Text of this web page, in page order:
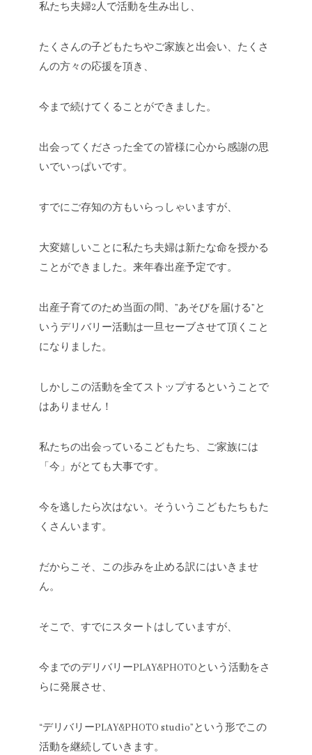
私たち夫婦2人で活動を生み出し、
たくさんの子どもたちやご家族と出会い、たくさ
んの方々の応援を頂き、
今まで続けてくることができました。
出会ってくださった全ての皆様に心から感謝の思
いでいっぱいです。
すでにご存知の方もいらっしゃいますが、
大変嬉しいことに私たち夫婦は新たな命を授かる
ことができました。来年春出産予定です。
出産子育てのため当面の間、”あそびを届ける”と
いうデリバリー活動は一旦セーブさせて頂くこと
になりました。
しかしこの活動を全てストップするということで
はありません！
私たちの出会っているこどもたち、ご家族には
「今」がとても大事です。
今を逃したら次はない。そういうこどもたちもた
くさんいます。
だからこそ、この歩みを止める訳にはいきませ
ん。
そこで、すでにスタートはしていますが、
今までのデリバリーPLAY&PHOTOという活動をさ
らに発展させ、
“デリバリーPLAY&PHOTO studio”という形でこの
活動を継続していきます。